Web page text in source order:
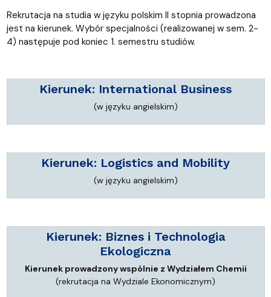
Rekrutacja na studia w języku polskim II stopnia prowadzona
jest na kierunek. Wybór specjalności (realizowanej w sem. 2-
4) następuje pod koniec 1. semestru studiów.
Kierunek: International Business
(w języku angielskim)
Kierunek: Logistics and Mobility
(w języku angielskim)
Kierunek: Biznes i Technologia
Ekologiczna
Kierunek prowadzony wspólnie z Wydziałem Chemii
(rekrutacja na Wydziale Ekonomicznym)